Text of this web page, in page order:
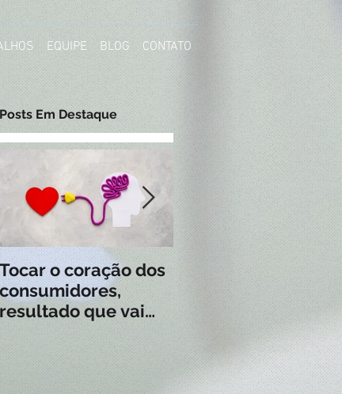
EQUIPE BLOG CONTATO
Posts Em Destaque
Tocar o coração dos
consumidores,
resultado que vai
além da lembrança.
A economia
colaborativa e o
impacto nas
profissões no futuro